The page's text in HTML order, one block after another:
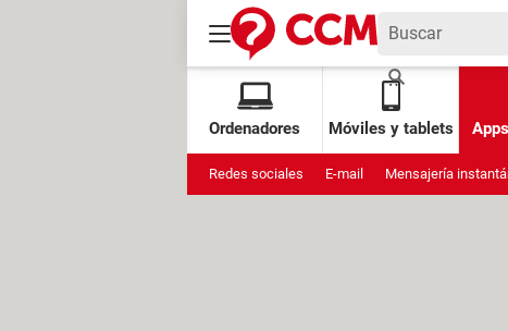
Ordenadores Móviles y tablets
Redes sociales E-mail Mensajería